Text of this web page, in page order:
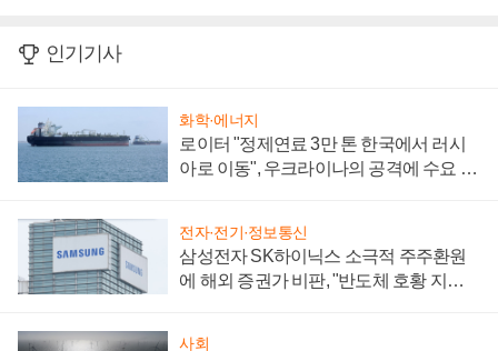
인기기사
화학·에너지
로이터 "정제연료 3만 톤 한국에서 러시
아로 이동", 우크라이나의 공격에 수요 늘
전자·전기·정보통신
삼성전자 SK하이닉스 소극적 주주환원
에 해외 증권가 비판, "반도체 호황 지속
사회